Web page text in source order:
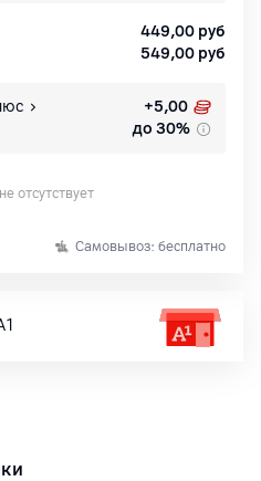
449,00 руб
549,00 руб
+5,00
до 30%
отсутствует
Самовывоз: бесплатно